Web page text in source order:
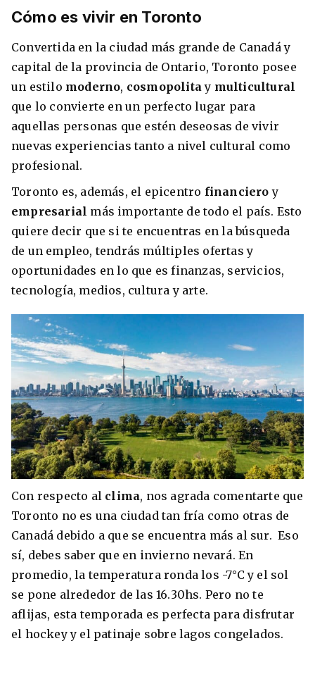
Estudia Desarrollo Web en Toronto
+30 Summer English for Professionals en
Cómo es vivir en Toronto
Convertida en la ciudad más grande de Canadá y
capital de la provincia de Ontario, Toronto posee
un estilo moderno, cosmopolitay multicultural
que lo convierte en un perfecto lugar para
aquellas personas que estén deseosas de vivir
nuevas experiencias tanto a nivel cultural como
profesional.
Toronto es, además, el epicentro financieroy
empresarial más importante de todo el país. Esto
quiere decir que si te encuentras en la búsqueda
de un empleo, tendrás múltiples ofertas y
oportunidades en lo que es finanzas, servicios,
tecnología, medios, cultura y arte.
Con respecto al clima, nos agrada comentarte que
Toronto no es una ciudad tan fría como otras de
Canadá debido a que se encuentra más al sur. Eso
sí, debes saber que en invierno nevará. En
promedio, la temperatura ronda los -7°C y el sol
se pone alrededor de las 16.30hs. Pero no te
aflijas, esta temporada es perfecta para disfrutar
el hockey y el patinaje sobre lagos congelados.